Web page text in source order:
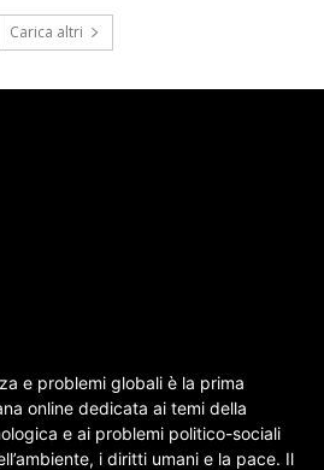
Carica altri
e problemi globali è la prima
online dedicata ai temi della
e ai problemi politico-sociali
i diritti umani e la pace. Il